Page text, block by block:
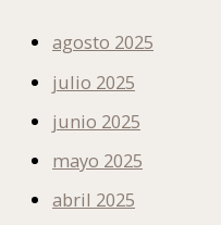
agosto 2025
julio 2025
junio 2025
mayo 2025
abril 2025